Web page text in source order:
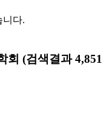
니다.
회 (검색결과 4,851